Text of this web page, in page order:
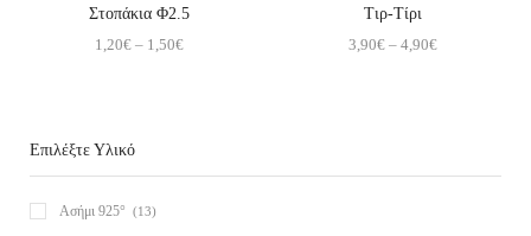
Στοπάκια Φ2.5
1,20€ – 1,50€
Τιρ-Τίρι
3,90€ – 4,90€
Επιλέξτε Υλικό
Ασήμι 925° (13)